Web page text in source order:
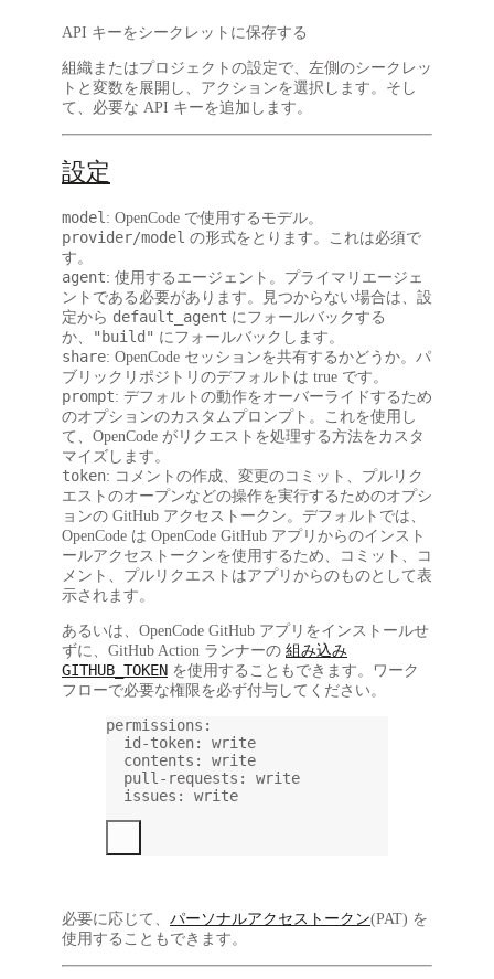
API キーをシークレットに保存する
組織またはプロジェクトの設定で、左側のシークレッ
トと変数を展開し、 アクションを選択します。そし
て、必要な API キーを追加します。
設定
model: OpenCode で使用するモデル。
provider/model の形式をとります。これは必須で
す。
agent: 使用するエージェント。プライマリエージェ
ントである必要があります。見つからない場合は、設
定から default_agent にフォールバックする
か、
"build" にフォールバックします。
share: OpenCode セッションを共有するかどうか。パ
ブリックリポジトリのデフォルトは true です。
prompt: デフォルトの動作をオーバーライドするため
のオプションのカスタムプロンプト。これを使用し
て、OpenCode がリクエストを処理する方法をカスタ
マイズします。
token: コメントの作成、変更のコミット、プルリク
エストのオープンなどの操作を実行するためのオプシ
ョンの GitHub アクセストークン。デフォルトでは、
OpenCode は OpenCode GitHub アプリからのインスト
ールアクセストークンを使用するため、コミット、コ
メント、プルリクエストはアプリからのものとして表
示されます。
あるいは、OpenCode GitHub アプリをインストールせ
ずに、GitHub Action ランナーの 組み込み
GITHUB_TOKEN を使用することもできます。ワーク
フローで必要な権限を必ず付与してください。
permissions :
id-token: write
contents : write
pull-requests : write
issues : write
必要に応じて、 パーソナルアクセストークン(PAT) を
使用することもできます。